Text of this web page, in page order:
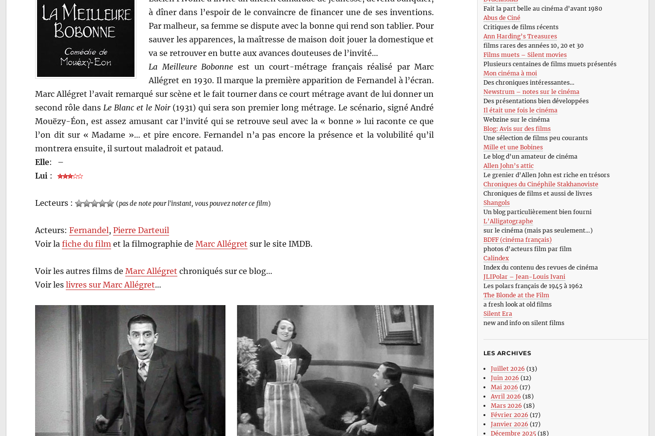
à dîner dans l’espoir de le convaincre de financer une de ses inventions.
Par malheur, sa femme se dispute avec la bonne qui rend son tablier. Pour
sauver les apparences, la maîtresse de maison doit jouer la domestique et
va se retrouver en butte aux avances douteuses de l’invité…
La Meilleure Bobonne est un court-métrage français réalisé par Marc
Allégret en 1930. Il marque la première apparition de Fernandel à l’écran.
Marc Allégret l’avait remarqué sur scène et le fait tourner dans ce court métrage avant de lui donner un
second rôle dans Le Blanc et le Noir(1931) qui sera son premier long métrage. Le scénario, signé André
Mouëzy-Éon, est assez amusant car l’invité qui se retrouve seul avec la « bonne » lui raconte ce que
l’on dit sur « Madame »… et pire encore. Fernandel n’a pas encore la présence et la volubilité qu’il
montrera ensuite, il surtout maladroit et pataud.
Elle:
–
Lui :
Lecteurs : (pas de note pour l'instant, vous pouvez noter ce film)
Acteurs:Fernandel,Pierre Darteuil
Voir lafiche du film et la filmographie deMarc Allégret sur le site IMDB.
Voir les autres films deMarc Allégret chroniqués sur ce blog…
Voir leslivres sur Marc Allégret…
Fait la part belle au cinéma d’avant 1980
Abus de Ciné
Critiques de films récents
Ann Harding’s Treasures
films rares des années 10, 20 et 30
Films muets – Silent movies
Plusieurs centaines de films muets présentés
Mon cinéma à moi
Des chroniques intéressantes…
Newstrum – notes sur le cinéma
Des présentations bien développées
Il était une fois le cinéma
Webzine sur le cinéma
Blog: Avis sur des films
Une sélection de films peu courants
Mille et une Bobines
Le blog d’un amateur de cinéma
Allen John’s attic
Le grenier d’Allen John est riche en trésors
Chroniques du Cinéphile Stakhanoviste
Chroniques de films et aussi de livres
Shangols
Un blog particulièrement bien fourni
L’Alligatographe
sur le cinéma (mais pas seulement…)
BDFF (cinéma français)
photos d’acteurs film par film
Calindex
Index du contenu des revues de cinéma
JLIPolar – Jean-Louis Ivani
Les polars français de 1945 à 1962
The Blonde at the Film
a fresh look at old films
Silent Era
new and info on silent films
LES ARCHIVES
Juillet 2026 (13)
Juin 2026 (12)
Mai 2026 (17)
Avril 2026 (18)
Mars 2026 (18)
Février 2026 (17)
Janvier 2026 (17)
Décembre 2025(18)